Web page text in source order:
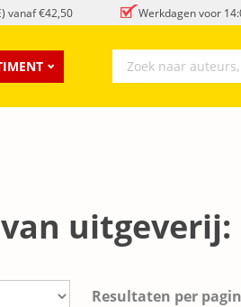
vanaf €42,50 Werkdagen voor
Resultaten per